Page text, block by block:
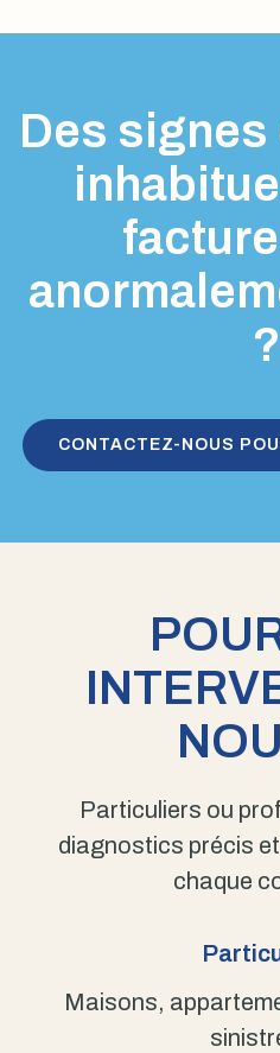
Des signes
facture
?
CONTACTEZ-NOUS
Particuliers ou
diagnostics précis
chaque
Maisons,